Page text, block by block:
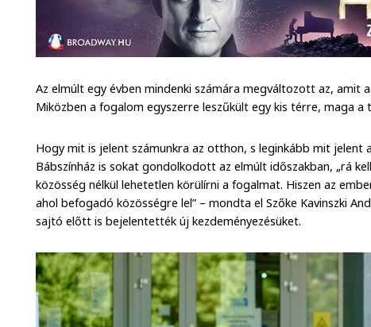
Az elmúlt egy évben mindenki számára megváltozott az, amit
Miközben a fogalom egyszerre leszűkült egy kis térre, maga a
Hogy mit is jelent számunkra az otthon, s leginkább mit jelent
Bábszínház is sokat gondolkodott az elmúlt időszakban, „rá
közösség nélkül lehetetlen körülírni a fogalmat. Hiszen az
ahol befogadó közösségre lel” – mondta el Szőke Kavinszki
sajtó előtt is bejelentették új kezdeményezésüket.